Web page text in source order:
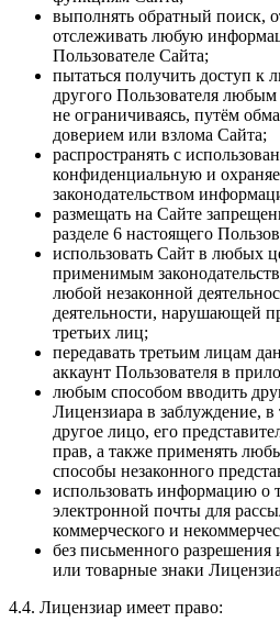
выполнять обратный поиск,
отслеживать любую
Пользователе Сайта;
пытаться получить доступ к
другого Пользователя
не ограничиваясь, путём
доверием или взлома Сайта;
распространять с
конфиденциальную и
законодательством
размещать на Сайте
разделе 6 настоящего
использовать Сайт в любых
применимым
любой незаконной
деятельности, нарушающей
третьих лиц;
передавать третьим лицам
аккаунт Пользователя в
любым способом вводить
Лицензиара в заблуждение, в
другое лицо, его
прав, а также применять
способы незаконного
использовать информацию о
электронной почты для
коммерческого и
без письменного разрешения
или товарные знаки
4.4. Лицензиар имеет право: